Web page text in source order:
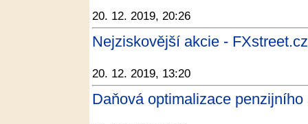
20. 12. 2019, 20:26
Nejziskovější akcie - FXstreet.cz
20. 12. 2019, 13:20
Daňová optimalizace